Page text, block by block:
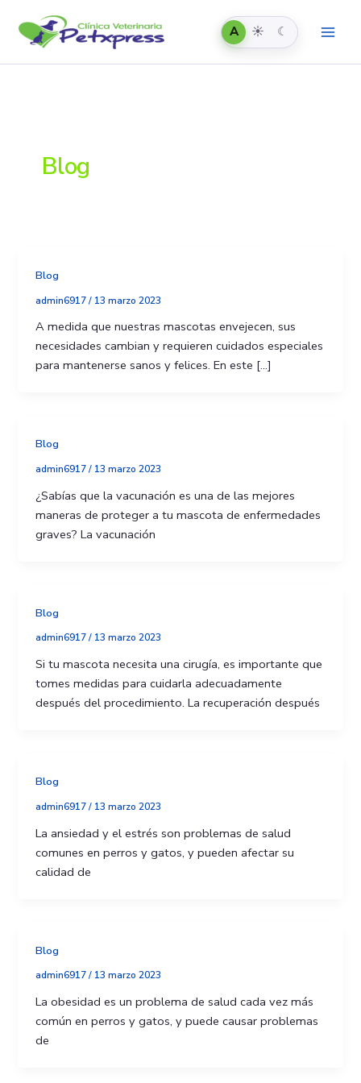
contenido
A
☀
☾
Blog
Blog
admin6917/ 13 marzo 2023
A medida que nuestras mascotas envejecen, sus
necesidades cambian y requieren cuidados especiales
para mantenerse sanos y felices. En este […]
Blog
admin6917/ 13 marzo 2023
¿Sabías que la vacunación es una de las mejores
maneras de proteger a tu mascota de enfermedades
graves? La vacunación
Blog
admin6917/ 13 marzo 2023
Si tu mascota necesita una cirugía, es importante que
tomes medidas para cuidarla adecuadamente
después del procedimiento. La recuperación después
Blog
admin6917/ 13 marzo 2023
La ansiedad y el estrés son problemas de salud
comunes en perros y gatos, y pueden afectar su
calidad de
Blog
admin6917/ 13 marzo 2023
La obesidad es un problema de salud cada vez más
común en perros y gatos, y puede causar problemas
de